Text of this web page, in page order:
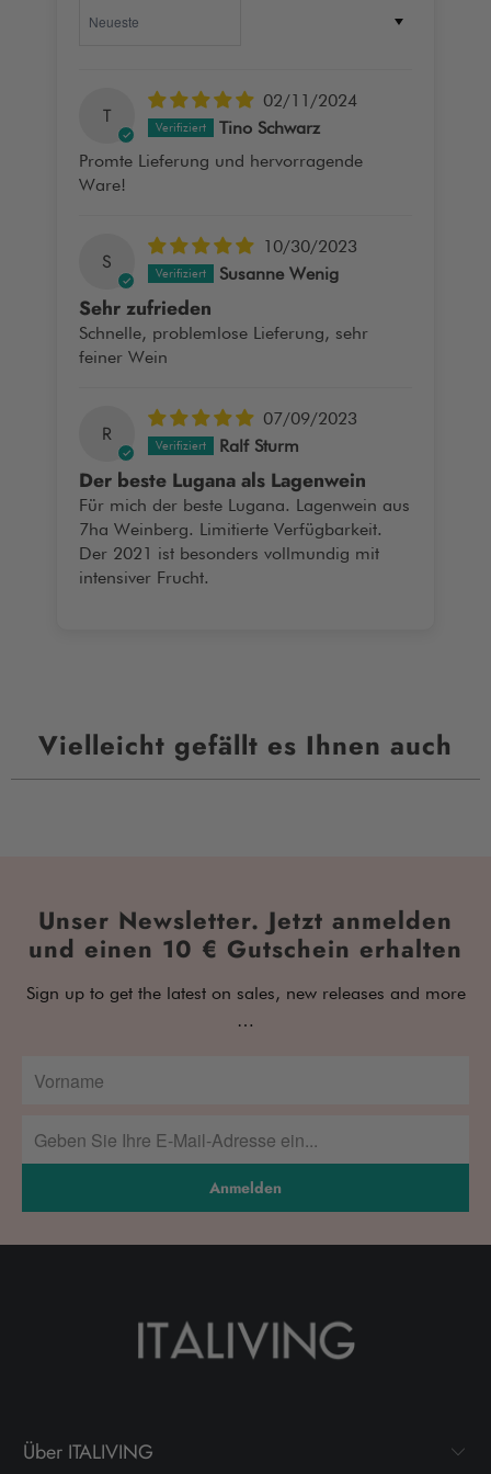
T
02/11/2024
Tino Schwarz
Promte Lieferung und hervorragende
Ware!
S
10/30/2023
Susanne Wenig
Sehr zufrieden
Schnelle, problemlose Lieferung, sehr
feiner Wein
R
07/09/2023
Ralf Sturm
Der beste Lugana als Lagenwein
Für mich der beste Lugana. Lagenwein aus
7ha Weinberg. Limitierte Verfügbarkeit.
Der 2021 ist besonders vollmundig mit
intensiver Frucht.
Vielleicht gefällt es Ihnen auch
Unser Newsletter. Jetzt anmelden
und einen 10 € Gutschein erhalten
Sign up to get the latest on sales, new releases and more
…
Anmelden
Über ITALIVING